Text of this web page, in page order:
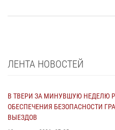
ЛЕНТА НОВОСТЕЙ
В ТВЕРИ ЗА МИНУВШУЮ НЕДЕЛЮ
ОБЕСПЕЧЕНИЯ БЕЗОПАСНОСТИ
ВЫЕЗДОВ